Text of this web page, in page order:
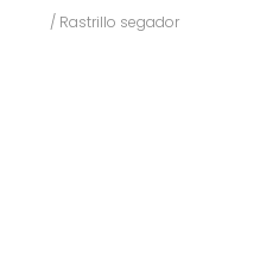
/ Rastrillo segador